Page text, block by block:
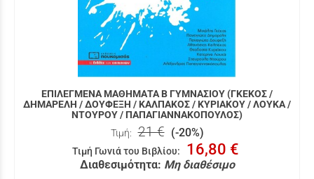
ΕΠΙΛΕΓΜΕΝΑ ΜΑΘΗΜΑΤΑ Β ΓΥΜΝΑΣΙΟΥ (ΓΚΕΚΟΣ /
ΔΗΜΑΡΕΛΗ / ΔΟΥΦΕΞΗ / ΚΑΛΠΑΚΟΣ / ΚΥΡΙΑΚΟΥ / ΛΟΥΚΑ /
ΝΤΟΥΡΟΥ / ΠΑΠΑΓΙΑΝΝΑΚΟΠΟΥΛΟΣ)
Τιμή: 21 € (-20%)
Τιμή Γωνιά του Βιβλίου: 16,80 €
Διαθεσιμότητα: Μη διαθέσιμο